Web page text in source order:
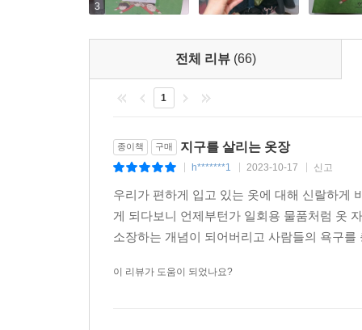
3
전체 리뷰 (66)
1
종이책 구매 지구를 살리는 옷장
h*******1 2023-10-17 신고
우리가 편하게 입고 있는 옷에 대해 신랄하게
게 되다보니 언제부턴가 일회용 물품처럼 옷
소장하는 개념이 되어버리고 사람들의 욕구
이 리뷰가 도움이 되었나요?